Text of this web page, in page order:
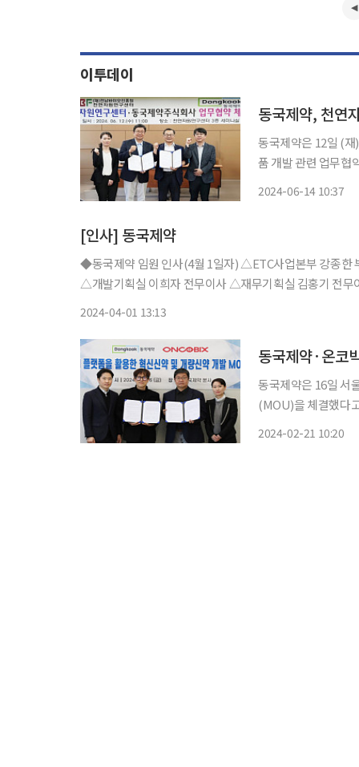
이투데이
동국제약, 천연
동국제약은 12일 (
품 개발 관련 업무협약(MOU)을
2024-06-14 10:37
[인사] 동국제약
◆동국제약 임원 인사(4월 1일자) △ETC사업본부 강종한 부사장 △R&D본부 박신정 전무이사 △신제품개발실 유기웅 전무이사
△개발기획실 이희자 전무이사 △재무기획실 김홍기 전
2024-04-01 13:13
동국제약·온코
동국제약은 16일 서
(MOU)을 체결했다고 21일 밝혔다. 이번 협약을 통해
2024-02-21 10:20